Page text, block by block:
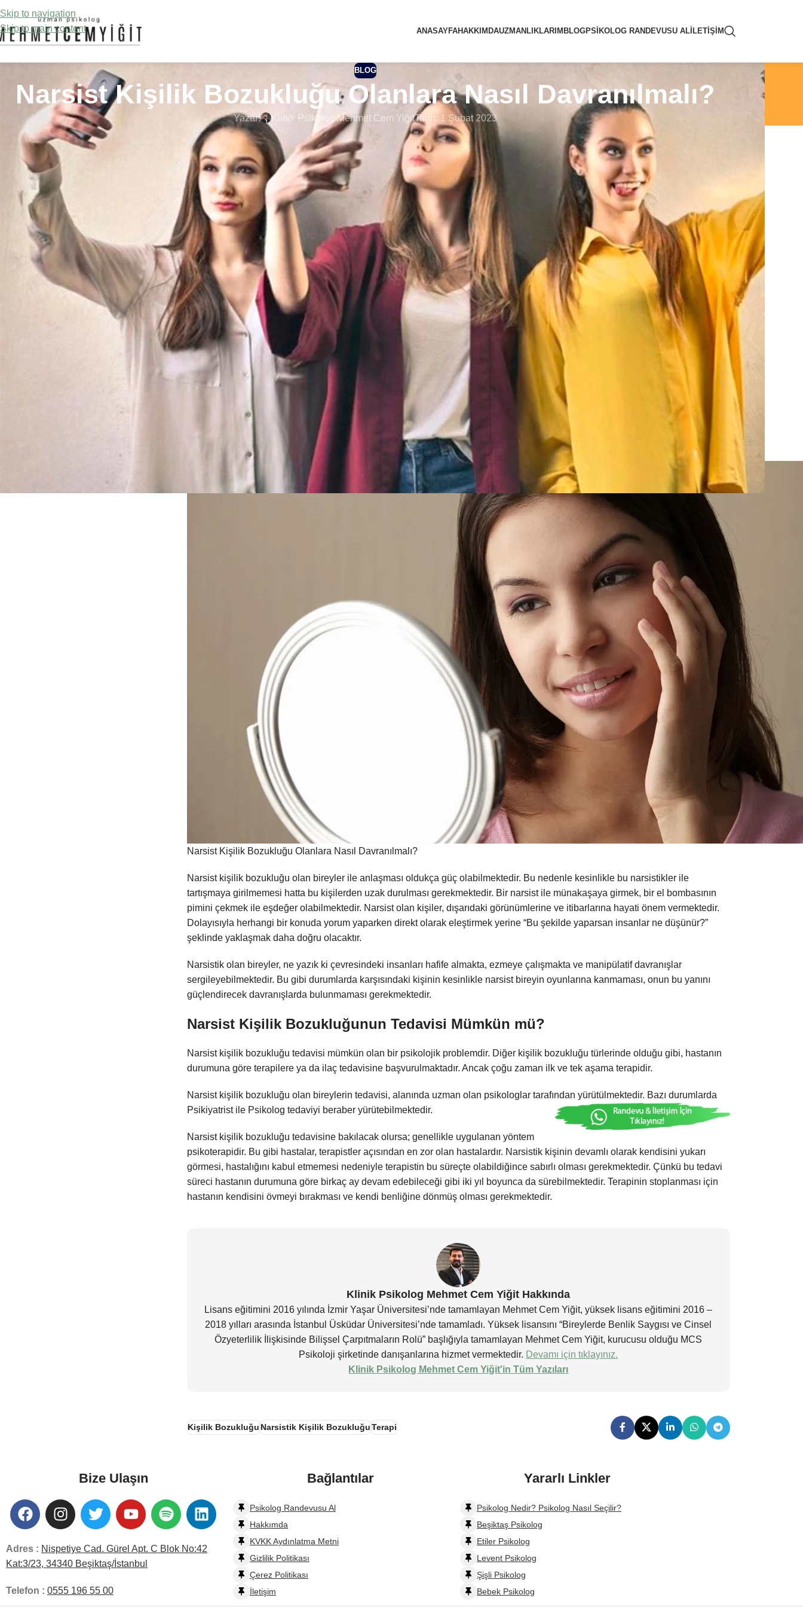
Skip to navigation
Skip to main content
ANASAYFAHAKKIMDAUZMANLIKLARIM BLOGPSIKOLOG RANDEVUSU AL İLETIŞIM
BLOG
Narsist Kişilik Bozukluğu Olanlara Nasıl Davranılmalı?
Yazar: Klinik Psikolog Mehmet Cem YiğitTarih: 1 Şubat 2023
SON YAZILAR
Kayıp ve Yas Süreci Nedir
Evreleri ve Baş Etme Yolları
Parasomnia Nedir Gece
Terörü ve Uyurgezerlik
Uykusuzluk (İnsomnia) Nedir
Nedenleri ve Tedavisi
Uyku Bozuklukları Rehberi
Nedenleri Türleri ve Tedavisi
Narsist Kişilik Bozukluğu Olanlara Nasıl Davranılmalı? Günümüzde en sık rastlanan kişilik bozukluğu türlerinden biridir. Bu
türden bir psikolojik bozukluğa sahip olan bireyler, etrafındakilerin duygu ve düşüncelerini önemsememekte, kendine büyük
hayranlık duymakta, devamlı olarak kendisini ön plana çıkarmakta ve empati duygusundan yoksun olmaktadır.
Narsist kişilik bozukluğu olan bireylere narsist ya da narsistik adı verilmektedir. Narsistik nedenleri, genellikle bireyin çocukluk
döneminde yaşamış olduğu olaylara, durumlara ve psikolojiye dayanmaktadır. Ailesinde narsist bir birey olan, anne – baba
ilişkileri kötü olan, cinsel istismara uğrayan ya da çeşitli travmalar yaşayan çocuklar, ileriki yaşamlarında birer potansiyel narsist
olabilmektedir.
Narsist Kişilik Bozukluğu Olanlar Nasıl Davranış Sergilerler?
Narsistik kişiler, sergilemiş oldukları davranışlar ile kendilerini belli etmektedir. Örneğin; narsist olan kişilerin egoları en üst
seviyelerdedir. Bu kişiler sanki dünya kendileri için yaratılmış gibi davranmakta, ben merkezci olmakta ve kendisinden başka
kimseye değer ya da saygı göstermemektedir. Çalışkan olan
narsistkişiler, bu çalışkanlıklarını devamlı olarak övgü toplama
isteğine borçludur.
Diğer narsistik belirtilerine bakılacak olursa; bu türden bir kişilik bozukluğu olan bireyler çoğu zaman sanata yönelmektedir. Bu
şekilde kimsenin başaramadığını başaracak türden sanat eserleri inşa etmekte ve başarı duygusunu en üst seviyelerde
yaşamaktadır. Öte yandan yakınında bulunan insanlara yüksekten bakan narsistler, üst safhada bencil, vefasız ve hatta bazen
duygusuz davranışlar sergileyebilmektedir.
Narsist Kişilik Bozukluğu Olanlara Nasıl Yaklaşılmalı?
Narsist Kişilik Bozukluğu Olanlara Nasıl Davranılmalı?
Narsist kişilik bozukluğu olan bireyler ile anlaşması oldukça güç olabilmektedir. Bu nedenle kesinlikle bu narsistikler ile
tartışmaya girilmemesi hatta bu kişilerden uzak durulması gerekmektedir. Bir narsist ile münakaşaya girmek, bir el bombasının
pimini çekmek ile eşdeğer olabilmektedir. Narsist olan kişiler, dışarıdaki görünümlerine ve itibarlarına hayati önem vermektedir.
Dolayısıyla herhangi bir konuda yorum yaparken direkt olarak eleştirmek yerine “Bu şekilde yaparsan insanlar ne düşünür?”
şeklinde yaklaşmak daha doğru olacaktır.
Narsistik olan bireyler, ne yazık ki çevresindeki insanları hafife almakta, ezmeye çalışmakta ve manipülatif davranışlar
sergileyebilmektedir. Bu gibi durumlarda karşısındaki kişinin kesinlikle narsist bireyin oyunlarına kanmaması, onun bu yanını
güçlendirecek davranışlarda bulunmaması gerekmektedir.
Narsist Kişilik Bozukluğunun Tedavisi Mümkün mü?
Narsist kişilik bozukluğu tedavisi mümkün olan bir psikolojik problemdir. Diğer kişilik bozukluğu türlerinde olduğu gibi, hastanın
durumuna göre terapilere ya da ilaç tedavisine başvurulmaktadır. Ancak çoğu zaman ilk ve tek aşama terapidir.
Narsist kişilik bozukluğu olan bireylerin tedavisi, alanında uzman olan psikologlar tarafından yürütülmektedir. Bazı durumlarda
Psikiyatrist ile Psikolog tedaviyi beraber yürütebilmektedir.
Narsist kişilik bozukluğu tedavisine bakılacak olursa; genellikle uygulanan yöntem
psikoterapidir. Bu gibi hastalar, terapistler açısından en zor olan hastalardır. Narsistik kişinin devamlı olarak kendisini yukarı
görmesi, hastalığını kabul etmemesi nedeniyle terapistin bu süreçte olabildiğince sabırlı olması gerekmektedir. Çünkü bu tedavi
süreci hastanın durumuna göre birkaç ay devam edebileceği gibi iki yıl boyunca da sürebilmektedir. Terapinin stoplanması için
hastanın kendisini övmeyi bırakması ve kendi benliğine dönmüş olması gerekmektedir.
Klinik Psikolog Mehmet Cem Yiğit Hakkında
Lisans eğitimini 2016 yılında İzmir Yaşar Üniversitesi’nde tamamlayan Mehmet Cem Yiğit, yüksek lisans eğitimini 2016 –
2018 yılları arasında İstanbul Üsküdar Üniversitesi’nde tamamladı. Yüksek lisansını “Bireylerde Benlik Saygısı ve Cinsel
Özyeterlilik İlişkisinde Bilişsel Çarpıtmaların Rolü” başlığıyla tamamlayan Mehmet Cem Yiğit, kurucusu olduğu MCS
Psikoloji şirketinde danışanlarına hizmet vermektedir. Devamı için tıklayınız.
Klinik Psikolog Mehmet Cem Yiğit'in Tüm Yazıları
Kişilik BozukluğuNarsistik Kişilik BozukluğuTerapi
Bize Ulaşın
Adres : Nispetiye Cad. Gürel Apt. C Blok No:42
Kat:3/23, 34340 Beşiktaş/İstanbul
Telefon : 0555 196 55 00
Bağlantılar
Psikolog Randevusu Al
Hakkımda
KVKK Aydınlatma Metni
Gizlilik Politikası
Çerez Politikası
İletişim
Yararlı Linkler
Psikolog Nedir? Psikolog Nasıl Seçilir?
Beşiktaş Psikolog
Etiler Psikolog
Levent Psikolog
Şişli Psikolog
Bebek Psikolog